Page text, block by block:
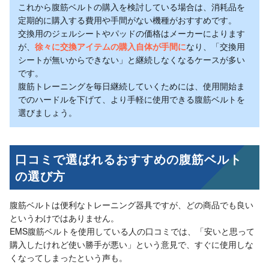
これから腹筋ベルトの購入を検討している場合は、消耗品を
定期的に購入する費用や手間がない機種がおすすめです。
交換用のジェルシートやパッドの価格はメーカーによります
が、 徐々に交換アイテムの購入自体が手間になり、「交換用
シートが無いからできない」と継続しなくなるケースが多い
です。
腹筋トレーニングを毎日継続していくためには、使用開始ま
でのハードルを下げて、より手軽に使用できる腹筋ベルトを
選びましょう。
口コミで選ばれるおすすめの腹筋ベルト
の選び方
腹筋ベルトは便利なトレーニング器具ですが、どの商品でも良い
というわけではありません。
EMS腹筋ベルトを使用している人の口コミでは、「安いと思って
購入したけれど使い勝手が悪い」という意見で、すぐに使用しな
くなってしまったという声も。